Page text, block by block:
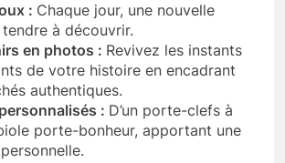
: Chaque jour, une nouvelle
tendre à découvrir.
en photos : Revivez les instants
de votre histoire en encadrant
authentiques.
: D’un porte-clefs à
porte-bonheur, apportant une